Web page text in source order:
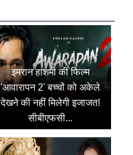
इमरान हाशमी की फिल्म
'आवारापन 2' बच्चों को अकेले
देखने की नहीं मिलेगी इजाजत!
सीबीएफसी...